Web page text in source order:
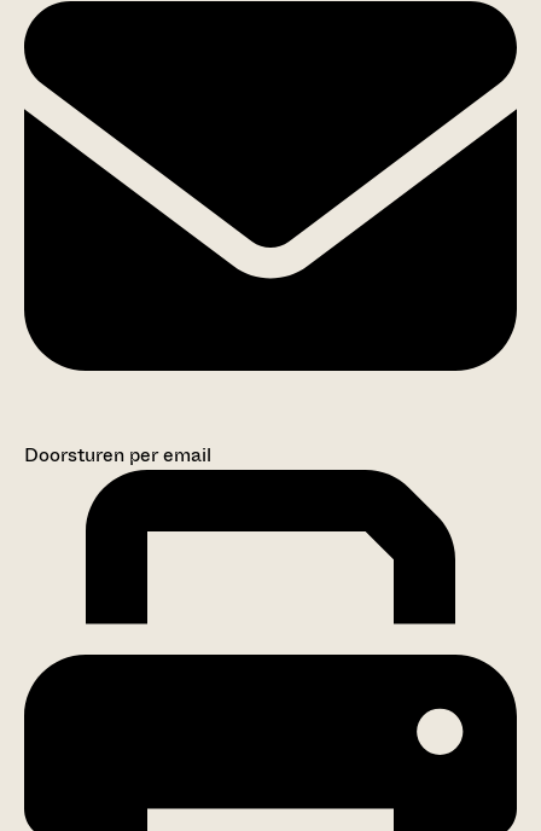
Doorsturen per email